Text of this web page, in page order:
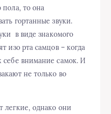
пола, то она
гортанные звуки.
в виде знакомого
изо рта самцов – когда
себе внимание самок. И
не только во
легкие, однако они